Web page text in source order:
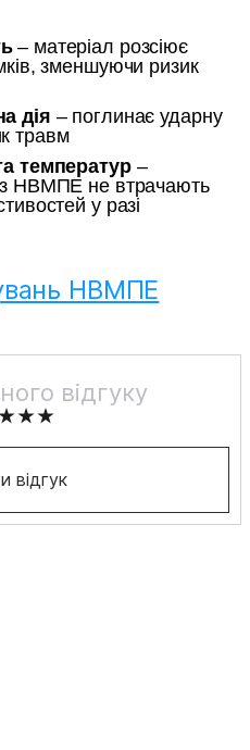
– матеріал розсіює
зменшуючи ризик
дія – поглинає ударну
травм
температур–
з НВМПЕ не втрачають
у разі
НВМПЕ
відгуку
відгук